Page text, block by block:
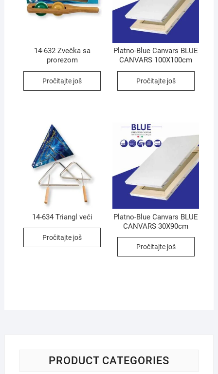
14-632 Zvečka sa
prorezom
Pročitajte još
Platno-Blue Canvars BLUE
CANVARS 100X100cm
Pročitajte još
14-634 Triangl veći
Pročitajte još
Platno-Blue Canvars BLUE
CANVARS 30X90cm
Pročitajte još
PRODUCT CATEGORIES